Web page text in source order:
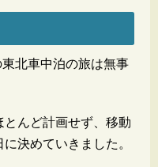
北車中泊の旅は無事
んど計画せず、移動
決めていきました。